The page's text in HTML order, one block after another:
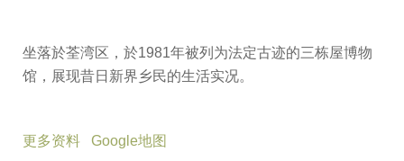
坐落於荃湾区，於1981年被列为法定古迹的三栋屋博物
馆，展现昔日新界乡民的生活实况。
更多资料 Google地图